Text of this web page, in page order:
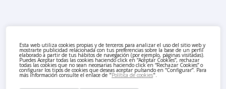
Esta web utiliza cookies propias y de terceros para analizar el uso del sitio web y
mostrarte publicidad relacionada con tus preferencias sobre la base de un perfil
elaborado a partir de tus hábitos de navegación (por ejemplo, páginas visitadas).
Puedes Aceptar todas las cookies haciendo click en “Aceptar Cookies”, rechazar
todas las cookies que no sean necesarias haciendo click en “Rechazar Cookies” o
configurar los tipos de cookies que deseas aceptar pulsando en “Configurar”. Para
más información consulte el enlace de "Política de cookies".